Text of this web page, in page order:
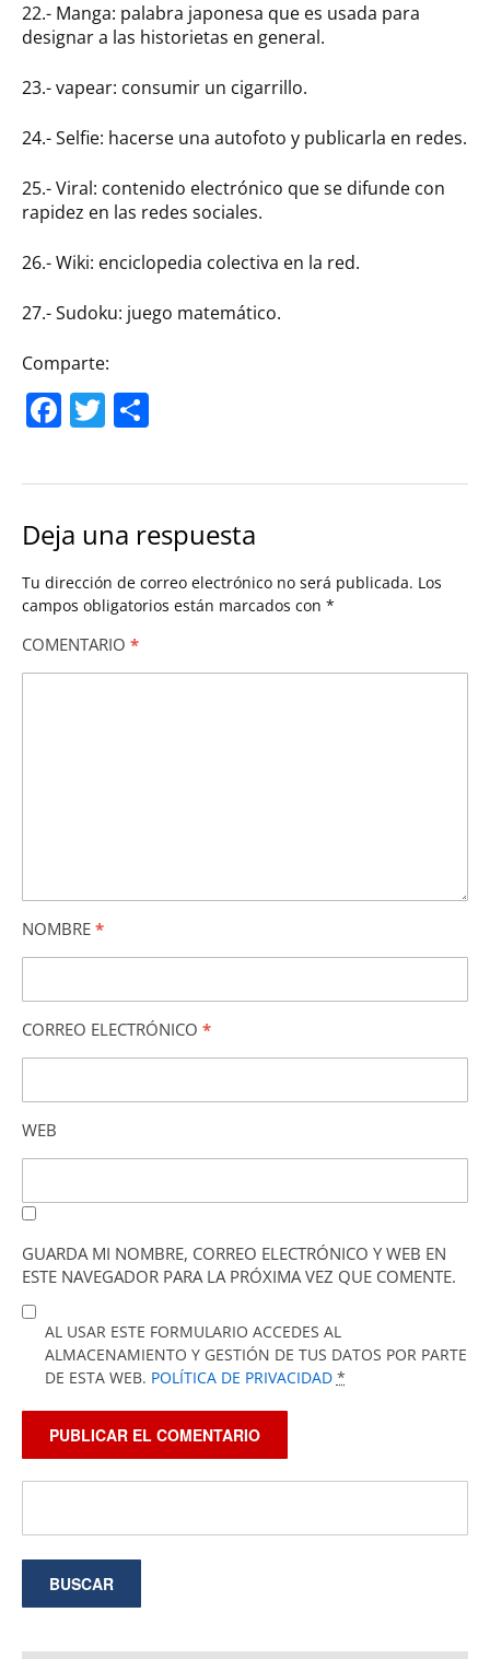
22.- Manga: palabra japonesa que es usada para
designar a las historietas en general.
23.- vapear: consumir un cigarrillo.
24.- Selfie: hacerse una autofoto y publicarla en redes.
25.- Viral: contenido electrónico que se difunde con
rapidez en las redes sociales.
26.- Wiki: enciclopedia colectiva en la red.
27.- Sudoku: juego matemático.
Comparte:
Facebook
Twitter
Deja una respuesta
Tu dirección de correo electrónico no será publicada. Los
campos obligatorios están marcados con *
COMENTARIO *
NOMBRE *
CORREO ELECTRÓNICO *
WEB
GUARDA MI NOMBRE, CORREO ELECTRÓNICO Y WEB EN
ESTE NAVEGADOR PARA LA PRÓXIMA VEZ QUE COMENTE.
AL USAR ESTE FORMULARIO ACCEDES AL
ALMACENAMIENTO Y GESTIÓN DE TUS DATOS POR PARTE
DE ESTA WEB. POLÍTICA DE PRIVACIDAD *